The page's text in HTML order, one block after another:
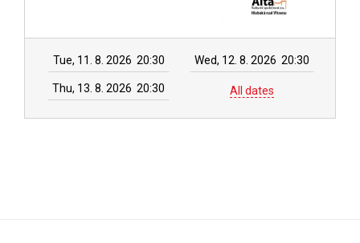
Tue, 11. 8. 2026 20:30 Wed, 12. 8. 2026 20:30
Thu, 13. 8. 2026 20:30 All dates